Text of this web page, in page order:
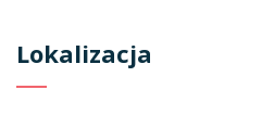
Lokalizacja